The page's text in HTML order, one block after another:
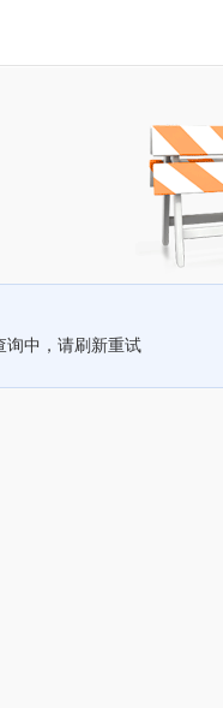
询中，请刷新重试